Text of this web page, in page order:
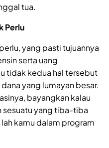
tua.
Perlu
yang pasti tujuannya
serta uang
tidak kedua hal tersebut
yang lumayan besar.
bayangkan kalau
sesuatu yang tiba-tiba
kamu dalam program